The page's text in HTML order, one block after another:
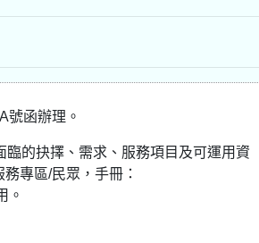
號函辦理。
的抉擇、需求、服務項目及可運用資
專區/民眾，手冊：
。